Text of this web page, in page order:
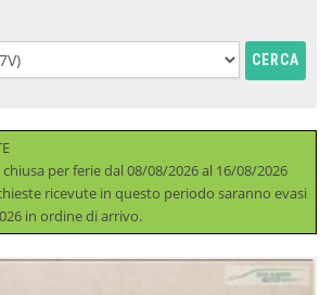
CERCA
per ferie dal 08/08/2026 al 16/08/2026
ricevute in questo periodo saranno evasi
in ordine di arrivo.